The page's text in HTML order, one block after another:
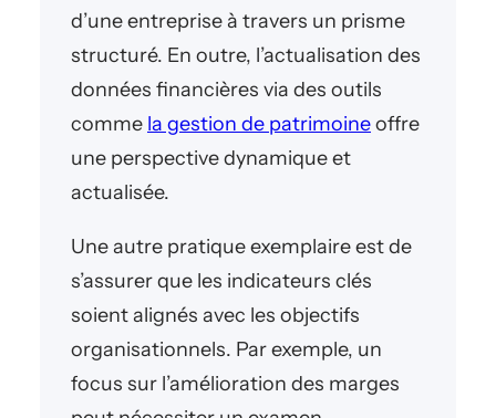
d’une entreprise à travers un prisme
structuré. En outre, l’actualisation des
données financières via des outils
comme la gestion de patrimoineoffre
une perspective dynamique et
actualisée.
Une autre pratique exemplaire est de
s’assurer que les indicateurs clés
soient alignés avec les objectifs
organisationnels. Par exemple, un
focus sur l’amélioration des marges